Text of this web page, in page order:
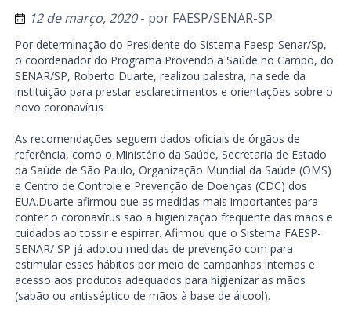
12 de março, 2020- por FAESP/SENAR-SP
Por determinação do Presidente do Sistema Faesp-Senar/Sp,
o coordenador do Programa Provendo a Saúde no Campo, do
SENAR/SP, Roberto Duarte, realizou palestra, na sede da
instituição para prestar esclarecimentos e orientações sobre o
novo coronavírus
As recomendações seguem dados oficiais de órgãos de
referência, como o Ministério da Saúde, Secretaria de Estado
da Saúde de São Paulo, Organização Mundial da Saúde (OMS)
e Centro de Controle e Prevenção de Doenças (CDC) dos
EUA.Duarte afirmou que as medidas mais importantes para
conter o coronavírus são a higienização frequente das mãos e
cuidados ao tossir e espirrar. Afirmou que o Sistema FAESP-
SENAR/ SP já adotou medidas de prevenção com para
estimular esses hábitos por meio de campanhas internas e
acesso aos produtos adequados para higienizar as mãos
(sabão ou antisséptico de mãos à base de álcool).